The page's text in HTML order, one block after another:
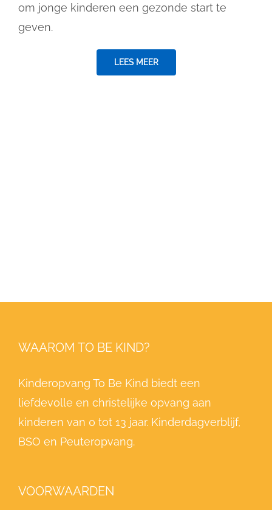
om jonge kinderen een gezonde start te
geven.
LEES MEER
WAAROM TO BE KIND?
Kinderopvang To Be Kind biedt een
liefdevolle en christelijke opvang aan
kinderen van 0 tot 13 jaar. Kinderdagverblijf,
BSO en Peuteropvang.
VOORWAARDEN